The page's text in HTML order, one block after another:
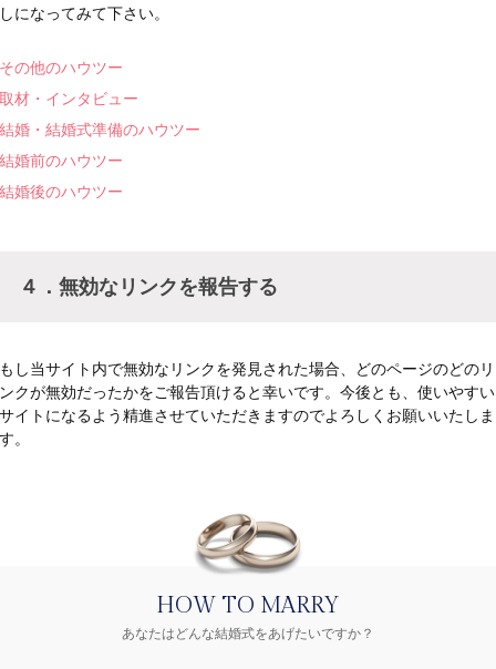
しになってみて下さい。
その他のハウツー
取材・インタビュー
結婚・結婚式準備のハウツー
結婚前のハウツー
結婚後のハウツー
４．無効なリンクを報告する
もし当サイト内で無効なリンクを発見された場合、どのページのどのリ
ンクが無効だったかをご報告頂けると幸いです。今後とも、使いやすい
サイトになるよう精進させていただきますのでよろしくお願いいたしま
す。
HOW TO MARRY
あなたはどんな結婚式をあげたいですか？